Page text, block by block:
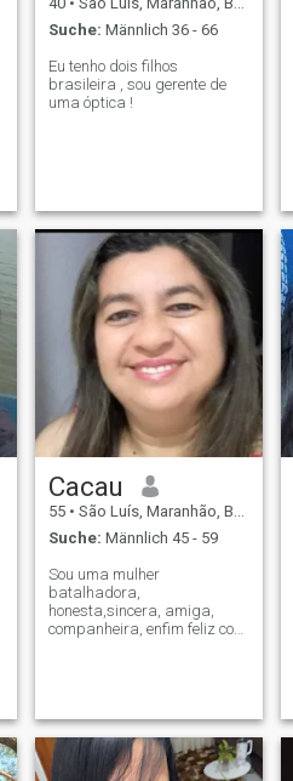
Suche: Männlich 36 - 66
Eu tenho dois filhos
brasileira , sou gerente de
uma óptica !
Cacau
55 • São Luís, Maranhão, Brasilien
Suche: Männlich 45 - 59
Sou uma mulher
batalhadora,
honesta,sincera, amiga,
companheira, enfim feliz com